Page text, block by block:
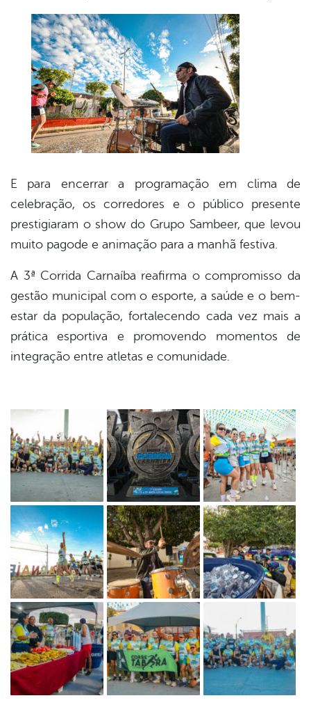
E para encerrar a programação em clima de
celebração, os corredores e o público presente
prestigiaram o show do Grupo Sambeer, que levou
muito pagode e animação para a manhã festiva.
A 3ª Corrida Carnaíba reafirma o compromisso da
gestão municipal com o esporte, a saúde e o bem-
estar da população, fortalecendo cada vez mais a
prática esportiva e promovendo momentos de
integração entre atletas e comunidade.